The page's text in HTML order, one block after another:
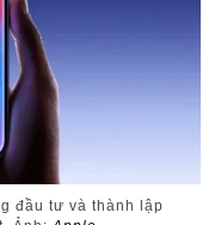
đầu tư và thành lập